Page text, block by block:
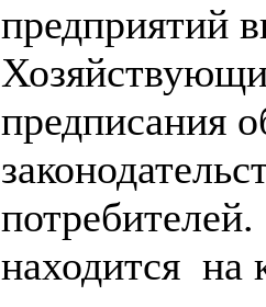
предприятий
предписания
находится на